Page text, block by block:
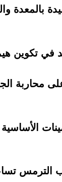
تكوين
محاربة
الترمس